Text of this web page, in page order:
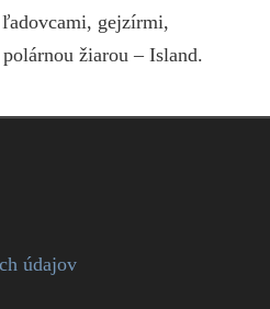
gejzírmi,
žiarou – Island.
údajov